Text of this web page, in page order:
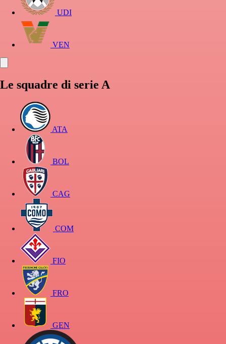
UDI
VEN
Le squadre di serie A
ATA
BOL
CAG
COM
FIO
FRO
GEN